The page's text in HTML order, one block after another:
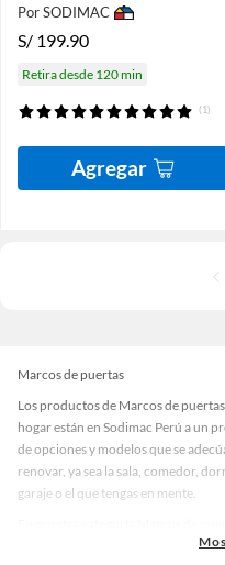
Por SODIMAC
S/ 199.90
Retira desde 120 min
(1)
Agregar
Marcos de puertas
Los productos de Marcos de
hogar están en Sodimac Perú a un
de opciones y modelos que se
renovar, ya sea la sala, comedor,
garaje o el que tengas en mente.
materiales, medidas, colores y